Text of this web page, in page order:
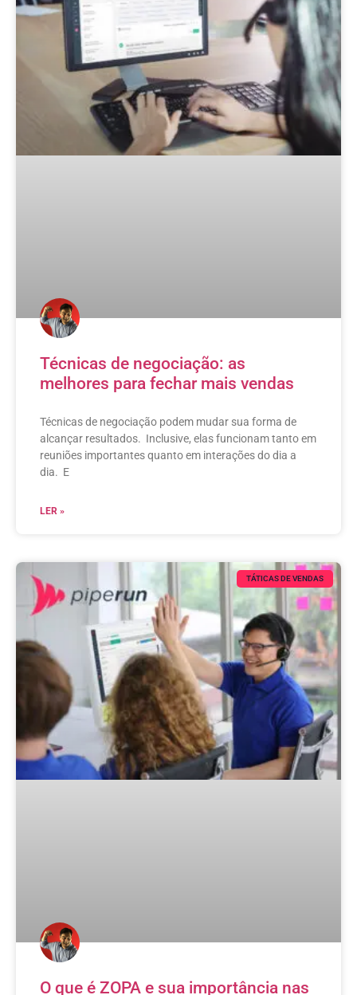
Técnicas de negociação: as
melhores para fechar mais vendas
Técnicas de negociação podem mudar sua forma de
alcançar resultados. Inclusive, elas funcionam tanto em
reuniões importantes quanto em interações do dia a
dia. E
LER »
TÁTICAS DE VENDAS
O que é ZOPA e sua importância nas